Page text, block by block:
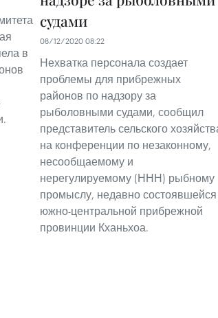
в
судами
08/12/2020 08:22
Нехватка персонала создает
проблемы для прибрежных
районов по надзору за
рыболовными судами, сообщил
представитель сельского
на конференции по незаконному,
несообщаемому и
нерегулируемому (ННН) рыбному
промыслу, недавно
южно-центральной прибрежной
провинции Кханьхоа.